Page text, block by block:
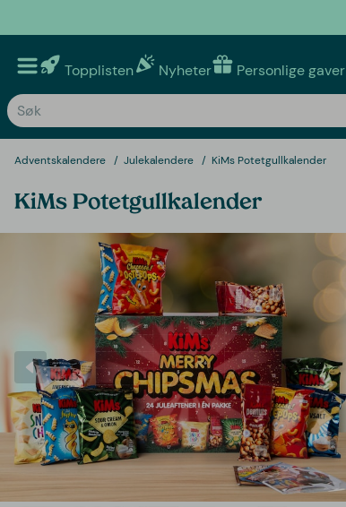
Topplisten Nyheter Personlige gaver
Adventskalendere Julekalendere KiMs Potetgullkalender
KiMs Potetgullkalender